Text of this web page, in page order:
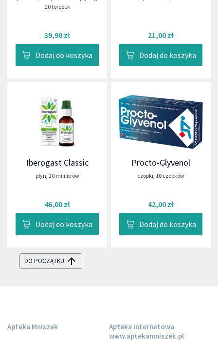
20 torebek
39,90 zł
Dodaj do koszyka
21,00 zł
Dodaj do koszyka
Iberogast Classic
płyn, 20 mililitrów
46,00 zł
Dodaj do koszyka
Procto-Glyvenol
czopki, 10 czopków
42,00 zł
Dodaj do koszyka
DO POCZĄTKU
Apteka Mniszek
Apteka internetowa
www.aptekamniszek.pl